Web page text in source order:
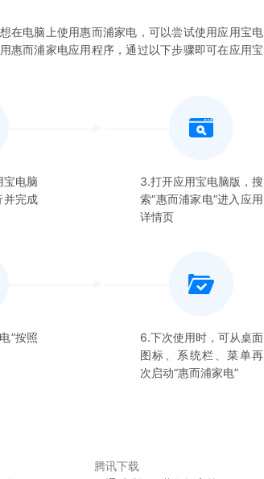
在电脑上使用惠而浦家电 ，可以尝试使用应用宝电
惠而浦家电应用程序，通过以下步骤即可在应用宝
宝电脑
并完成
3.打开应用宝电脑版，搜
索“惠而浦家电”进入应用
详情页
”按照
6.下次使用时，可从桌面
图标、系统栏、菜单再
次启动“惠而浦家电”
腾讯下载